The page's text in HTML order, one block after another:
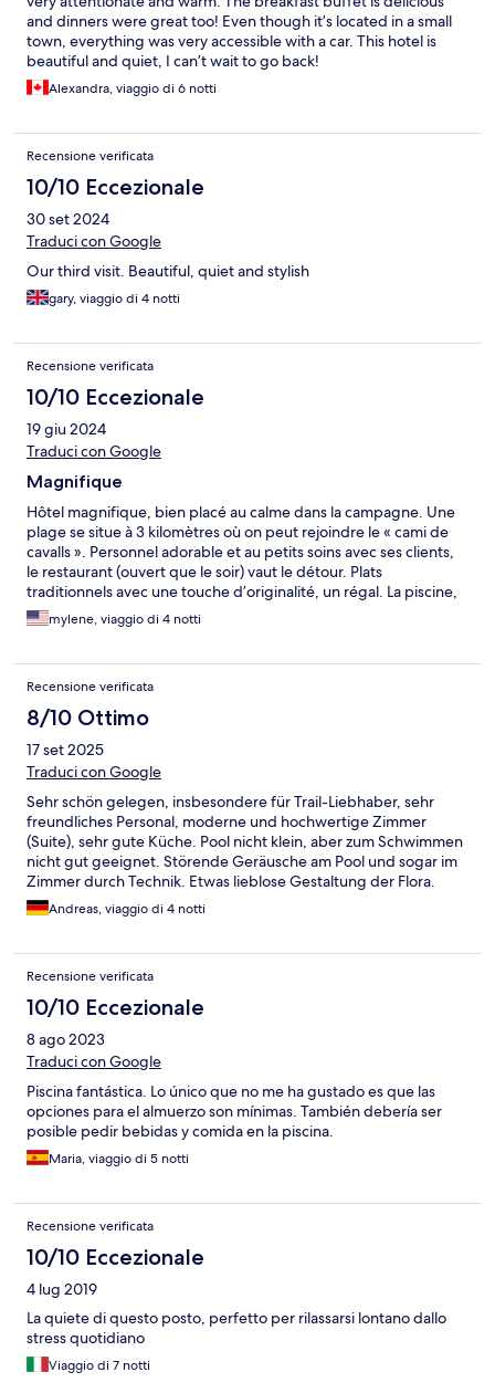
and dinners were great too! Even though it’s located in a small
town, everything was very accessible with a car. This hotel is
beautiful and quiet, I can’t wait to go back!
Alexandra, viaggio di 6 notti
Recensione verificata
10/10 Eccezionale
30 set 2024
Traduci con Google
Our third visit. Beautiful, quiet and stylish
gary, viaggio di 4 notti
Recensione verificata
10/10 Eccezionale
19 giu 2024
Traduci con Google
Magnifique
Hôtel magnifique, bien placé au calme dans la campagne. Une
plage se situe à 3 kilomètres où on peut rejoindre le « cami de
cavalls ». Personnel adorable et au petits soins avec ses clients,
le restaurant (ouvert que le soir) vaut le détour. Plats
traditionnels avec une touche d’originalité, un régal. La piscine,
les jardins sont très bien entretenus. Nous y reviendrons avec
plaisir lors de notre prochain séjour.
mylene, viaggio di 4 notti
Recensione verificata
8/10 Ottimo
17 set 2025
Traduci con Google
Sehr schön gelegen, insbesondere für Trail-Liebhaber, sehr
freundliches Personal, moderne und hochwertige Zimmer
(Suite), sehr gute Küche. Pool nicht klein, aber zum Schwimmen
nicht gut geeignet. Störende Geräusche am Pool und sogar im
Zimmer durch Technik. Etwas lieblose Gestaltung der Flora.
Andreas, viaggio di 4 notti
Recensione verificata
10/10 Eccezionale
8 ago 2023
Traduci con Google
Piscina fantástica. Lo único que no me ha gustado es que las
opciones para el almuerzo son mínimas. También debería ser
posible pedir bebidas y comida en la piscina.
Maria, viaggio di 5 notti
Recensione verificata
10/10 Eccezionale
4 lug 2019
La quiete di questo posto, perfetto per rilassarsi lontano dallo
stress quotidiano
Viaggio di 7 notti